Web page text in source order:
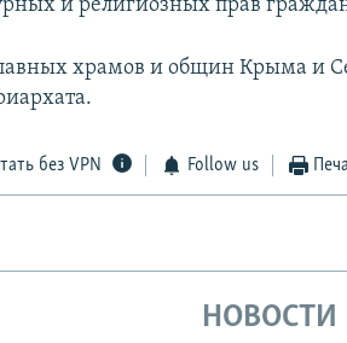
и религиозных прав
храмов и общин Крыма и
без VPN Follow us
НОВОСТИ